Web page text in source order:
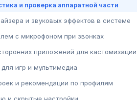
и проверка аппаратной части
и звуковых эффектов в системе
с микрофоном при звонках
приложений для кастомизации
игр и мультимедиа
и рекомендации по профилям
и скрытые настройки